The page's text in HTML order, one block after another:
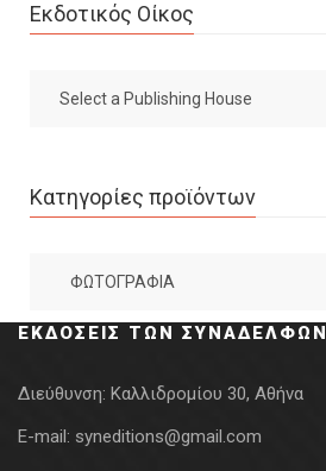
Εκδοτικός Οίκος
Κατηγορίες προϊόντων
ΕΚΔΌΣΕΙΣ ΤΩΝ ΣΥΝΑΔΈΛΦΩΝ
Διεύθυνση: Καλλιδρομίου 30, Αθήνα
E-mail: syneditions@gmail.com